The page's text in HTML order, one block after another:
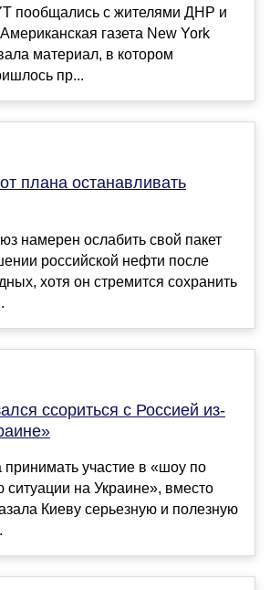
пообщались с жителями ДНР и
газета New York
материал, в котором
пр...
плана останавливать
намерен ослабить свой пакет
российской нефти после
хотя он стремится сохранить
ссориться с Россией из-
принимать участие в «шоу по
ситуации на Украине», вместо
Киеву серьезную и полезную